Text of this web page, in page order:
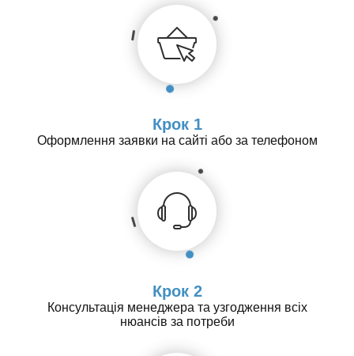
Крок 1
Оформлення заявки на сайті або за телефоном
Крок 2
Консультація менеджера та узгодження всіх
нюансів за потреби